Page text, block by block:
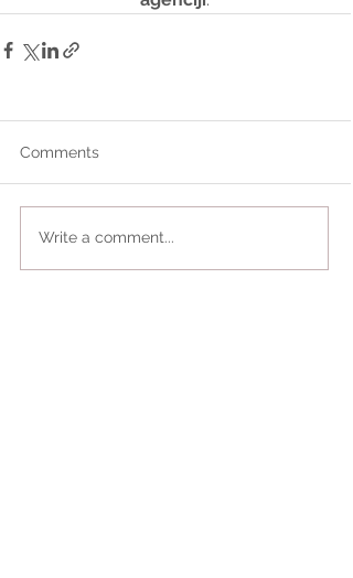
Comments
Write a comment...